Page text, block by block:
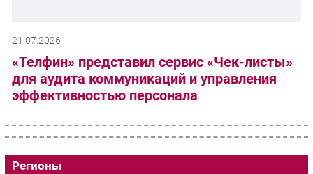
21.07.2026
«Телфин» представил сервис «Чек-листы»
для аудита коммуникаций и управления
эффективностью персонала
Регионы